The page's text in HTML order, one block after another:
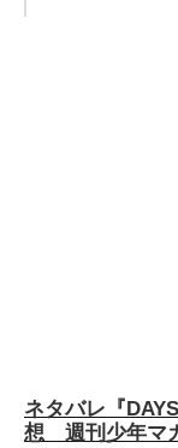
ネタバレ『
想 週刊少年マ